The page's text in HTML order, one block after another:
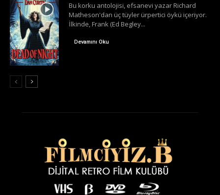
Bu korku antolojisi, efsanevi yazar Richard
Matheson'dan üç tüyler ürpertici öykü içeriyor.
İlkinde, Frank (Ed Begley...
Devamını Oku